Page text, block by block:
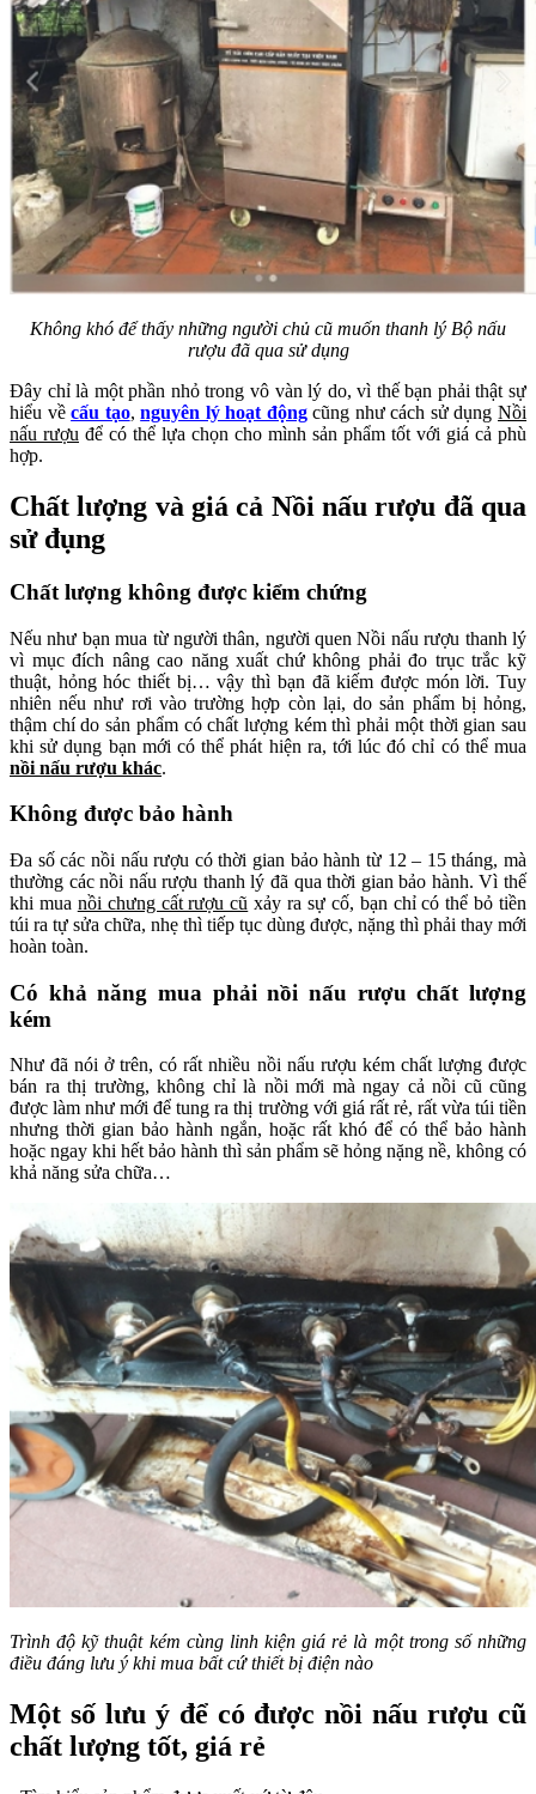
Không khó để thấy những người chủ cũ muốn thanh lý Bộ nấu
rượu đã qua sử dụng
Đây chỉ là một phần nhỏ trong vô vàn lý do, vì thế bạn phải thật sự
hiểu vềcấu tạo,nguyên lý hoạt độngcũng như cách sử dụngNồi
nấu rượu để có thể lựa chọn cho mình sản phẩm tốt với giá cả phù
hợp.
Chất lượng và giá cả Nồi nấu rượu đã qua
sử đụng
Chất lượng không được kiểm chứng
Nếu như bạn mua từ người thân, người quen Nồi nấu rượu thanh lý
vì mục đích nâng cao năng xuất chứ không phải đo trục trắc kỹ
thuật, hỏng hóc thiết bị… vậy thì bạn đã kiếm được món lời. Tuy
nhiên nếu như rơi vào trường hợp còn lại, do sản phẩm bị hỏng,
thậm chí do sản phẩm có chất lượng kém thì phải một thời gian sau
khi sử dụng bạn mới có thể phát hiện ra, tới lúc đó chỉ có thể mua
nồi nấu rượu khác.
Không được bảo hành
Đa số các nồi nấu rượu có thời gian bảo hành từ 12 – 15 tháng, mà
thường các nồi nấu rượu thanh lý đã qua thời gian bảo hành. Vì thế
khi mua nồi chưng cất rượu cũ xảy ra sự cố, bạn chỉ có thể bỏ tiền
túi ra tự sửa chữa, nhẹ thì tiếp tục dùng được, nặng thì phải thay mới
hoàn toàn.
Có khả năng mua phải nồi nấu rượu chất lượng
kém
Như đã nói ở trên, có rất nhiều nồi nấu rượu kém chất lượng được
bán ra thị trường, không chỉ là nồi mới mà ngay cả nồi cũ cũng
được làm như mới để tung ra thị trường với giá rất rẻ, rất vừa túi tiền
nhưng thời gian bảo hành ngắn, hoặc rất khó để có thể bảo hành
hoặc ngay khi hết bảo hành thì sản phẩm sẽ hỏng nặng nề, không có
khả năng sửa chữa…
Trình độ kỹ thuật kém cùng linh kiện giá rẻ là một trong số những
điều đáng lưu ý khi mua bất cứ thiết bị điện nào
Một số lưu ý để có được nồi nấu rượu cũ
chất lượng tốt, giá rẻ